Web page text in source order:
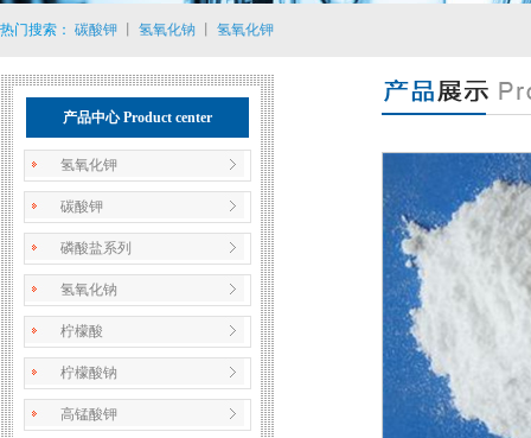
热门搜索： 碳酸钾 氢氧化钠 氢氧化钾
产品中心 Product center
氢氧化钾
碳酸钾
磷酸盐系列
氢氧化钠
柠檬酸
柠檬酸钠
高锰酸钾